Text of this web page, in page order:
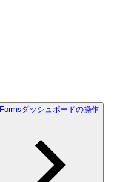
Formsダッシュボードの操作